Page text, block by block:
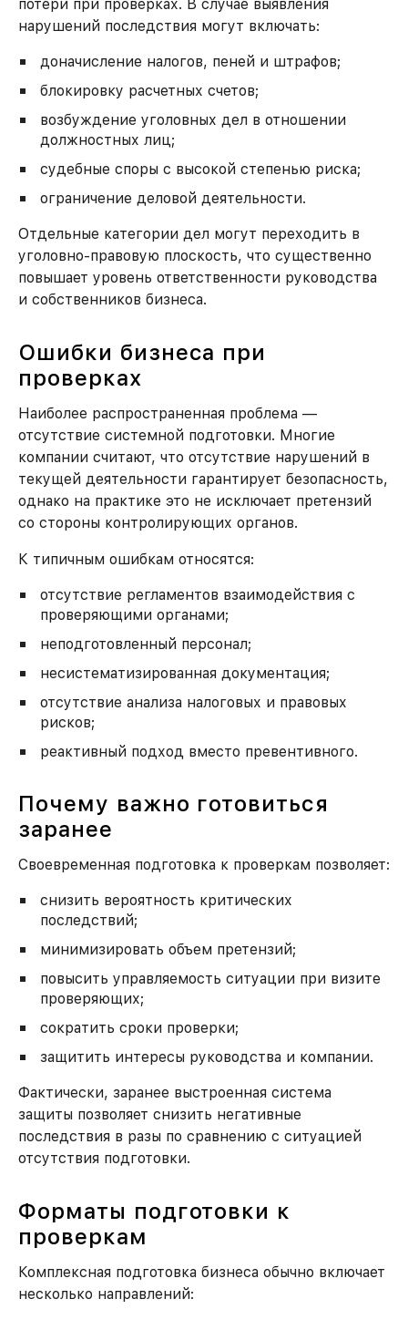
потери при проверках. В случае выявления
нарушений последствия могут включать:
доначисление налогов, пеней и штрафов;
блокировку расчетных счетов;
возбуждение уголовных дел в отношении
должностных лиц;
судебные споры с высокой степенью риска;
ограничение деловой деятельности.
Отдельные категории дел могут переходить в
уголовно-правовую плоскость, что существенно
повышает уровень ответственности руководства
и собственников бизнеса.
Ошибки бизнеса при
проверках
Наиболее распространенная проблема —
отсутствие системной подготовки. Многие
компании считают, что отсутствие нарушений в
текущей деятельности гарантирует безопасность,
однако на практике это не исключает претензий
со стороны контролирующих органов.
К типичным ошибкам относятся:
отсутствие регламентов взаимодействия с
проверяющими органами;
неподготовленный персонал;
несистематизированная документация;
отсутствие анализа налоговых и правовых
рисков;
реактивный подход вместо превентивного.
Почему важно готовиться
заранее
Своевременная подготовка к проверкам позволяет:
снизить вероятность критических
последствий;
минимизировать объем претензий;
повысить управляемость ситуации при визите
проверяющих;
сократить сроки проверки;
защитить интересы руководства и компании.
Фактически, заранее выстроенная система
защиты позволяет снизить негативные
последствия в разы по сравнению с ситуацией
отсутствия подготовки.
Форматы подготовки к
проверкам
Комплексная подготовка бизнеса обычно включает
несколько направлений: